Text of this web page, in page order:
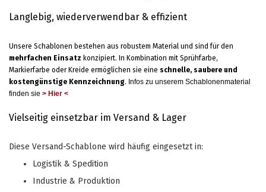
Langlebig, wiederverwendbar & effizient
Unsere Schablonen bestehen aus robustem Material und sind für den
mehrfachen Einsatz konzipiert. In Kombination mit Sprühfarbe,
Markierfarbe oder Kreide ermöglichen sie eine schnelle, saubere und
kostengünstige Kennzeichnung. Infos zu unserem Schablonenmaterial
finden sie > Hier <
Vielseitig einsetzbar im Versand & Lager
Diese Versand-Schablone wird häufig eingesetzt in:
Logistik & Spedition
Industrie & Produktion